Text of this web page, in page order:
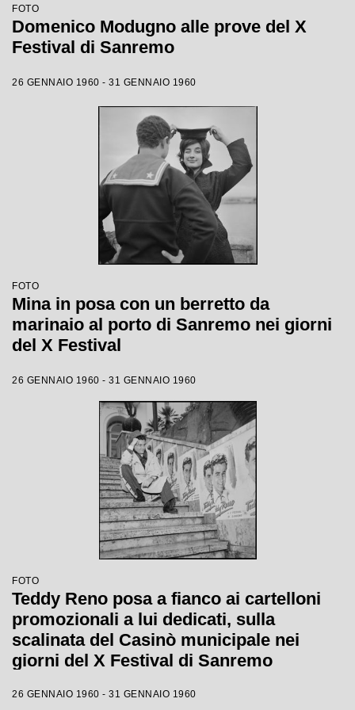
FOTO
Domenico Modugno alle prove del X
Festival di Sanremo
26 GENNAIO 1960 - 31 GENNAIO 1960
FOTO
Mina in posa con un berretto da
marinaio al porto di Sanremo nei giorni
del X Festival
26 GENNAIO 1960 - 31 GENNAIO 1960
FOTO
Teddy Reno posa a fianco ai cartelloni
promozionali a lui dedicati, sulla
scalinata del Casinò municipale nei
giorni del X Festival di Sanremo
26 GENNAIO 1960 - 31 GENNAIO 1960